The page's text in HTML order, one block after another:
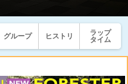
グループ ヒストリ
ラップ
タイム